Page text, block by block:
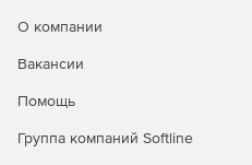
О компании
Вакансии
Помощь
Группа компаний Softline